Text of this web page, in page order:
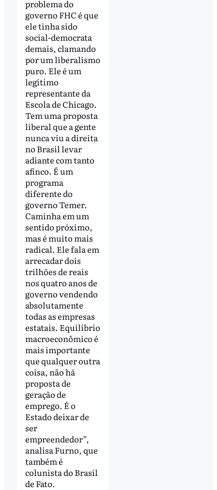
problema do
governo FHC é que
ele tinha sido
social-democrata
demais, clamando
por um liberalismo
puro. Ele é um
legítimo
representante da
Escola de Chicago.
Tem uma proposta
liberal que a gente
nunca viu a direita
no Brasil levar
adiante com tanto
afinco. É um
programa
diferente do
governo Temer.
Caminha em um
sentido próximo,
mas é muito mais
radical. Ele fala em
arrecadar dois
trilhões de reais
nos quatro anos de
governo vendendo
absolutamente
todas as empresas
estatais. Equilíbrio
macroeconômico é
mais importante
que qualquer outra
coisa, não há
proposta de
geração de
emprego. É o
Estado deixar de
ser
empreendedor”,
analisa Furno, que
também é
colunista do Brasil
de Fato.